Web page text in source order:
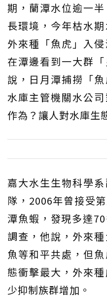
期，蘭潭水位逾一
長環境，今年枯水
外來種「魚虎」入
在潭邊看到一大群
說，日月潭捕撈「
水庫主管機關水公
作為？讓人對水庫生
嘉大水生生物科學
隊，2006年曾接受
潭魚蝦，發現多達
調查，他說，外來
魚等和平共處，但
態衝擊最大，外來
少抑制族群增加。